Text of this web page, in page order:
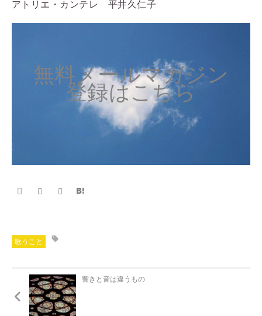
アトリエ・カンテレ 平井久仁子
無料メールマガジン
登録はこちら
歌うこと
響きと音は違うもの